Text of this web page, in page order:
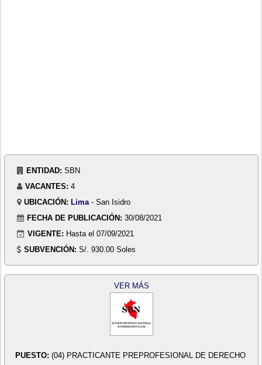
ENTIDAD: SBN
VACANTES: 4
UBICACIÓN: Lima - San Isidro
FECHA DE PUBLICACIÓN: 30/08/2021
VIGENTE: Hasta el 07/09/2021
SUBVENCIÓN: S/. 930.00 Soles
VER MÁS
PUESTO: (04) PRACTICANTE PREPROFESIONAL DE DERECHO